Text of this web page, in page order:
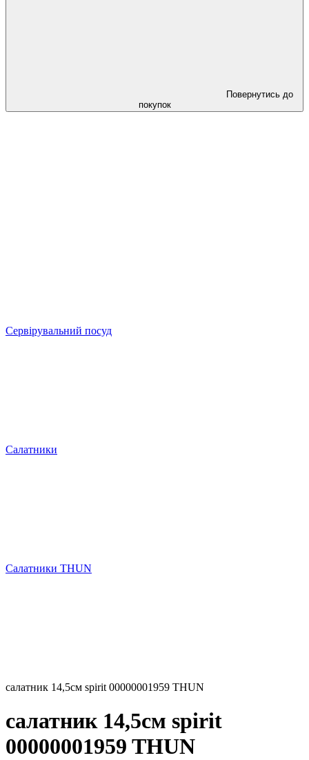
Повернутись до
покупок
Сервірувальний посуд
Салатники
Салатники THUN
салатник 14,5см spirit 00000001959 THUN
салатник 14,5см spirit
00000001959 THUN